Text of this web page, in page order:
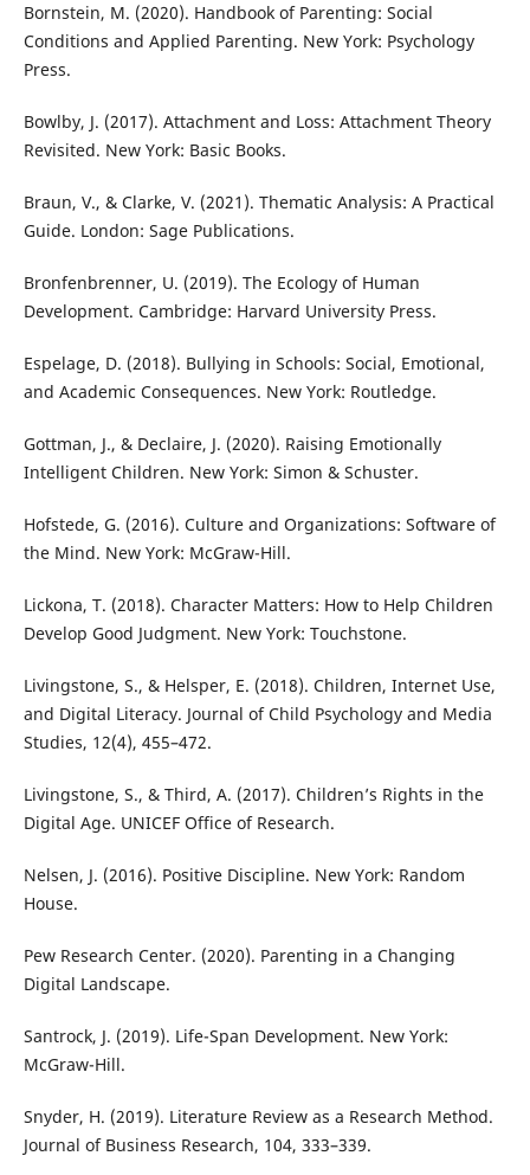
Bornstein, M. (2020). Handbook of Parenting: Social
Conditions and Applied Parenting. New York: Psychology
Press.
Bowlby, J. (2017). Attachment and Loss: Attachment Theory
Revisited. New York: Basic Books.
Braun, V., & Clarke, V. (2021). Thematic Analysis: A Practical
Guide. London: Sage Publications.
Bronfenbrenner, U. (2019). The Ecology of Human
Development. Cambridge: Harvard University Press.
Espelage, D. (2018). Bullying in Schools: Social, Emotional,
and Academic Consequences. New York: Routledge.
Gottman, J., & Declaire, J. (2020). Raising Emotionally
Intelligent Children. New York: Simon & Schuster.
Hofstede, G. (2016). Culture and Organizations: Software of
the Mind. New York: McGraw-Hill.
Lickona, T. (2018). Character Matters: How to Help Children
Develop Good Judgment. New York: Touchstone.
Livingstone, S., & Helsper, E. (2018). Children, Internet Use,
and Digital Literacy. Journal of Child Psychology and Media
Studies, 12(4), 455–472.
Livingstone, S., & Third, A. (2017). Children’s Rights in the
Digital Age. UNICEF Office of Research.
Nelsen, J. (2016). Positive Discipline. New York: Random
House.
Pew Research Center. (2020). Parenting in a Changing
Digital Landscape.
Santrock, J. (2019). Life-Span Development. New York:
McGraw-Hill.
Snyder, H. (2019). Literature Review as a Research Method.
Journal of Business Research, 104, 333–339.